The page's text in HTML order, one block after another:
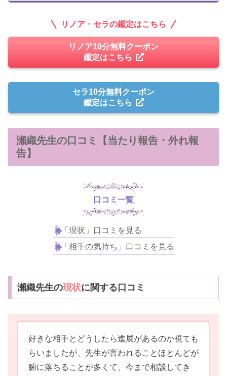
リノア・セラの鑑定はこちら
リノア10分無料クーポン
鑑定はこちら
セラ10分無料クーポン
鑑定はこちら
瀬織先生の口コミ【当たり報告・外れ報
告】
口コミ一覧
「現状」口コミを見る
「相手の気持ち」口コミを見る
瀬織先生の現状に関する口コミ
好きな相手とどうしたら進展があるのか視ても
らいましたが、先生が言われることほとんどが
腑に落ちることが多くて、今まで相談してき